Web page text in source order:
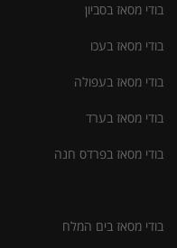
בודי מסאז בסביון
בודי מסאז בעכו
בודי מסאז בעפולה
בודי מסאז בערד
בודי מסאז בפרדס חנה
בודי מסאז בים המלח